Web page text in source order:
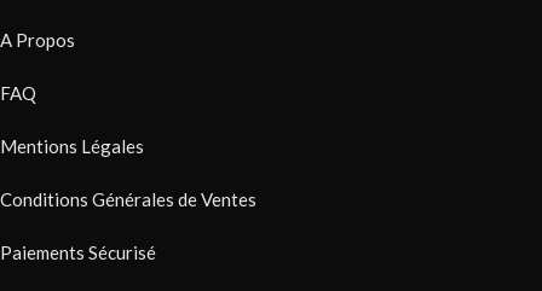
A Propos
FAQ
Mentions Légales
Conditions Générales de Ventes
Paiements Sécurisé